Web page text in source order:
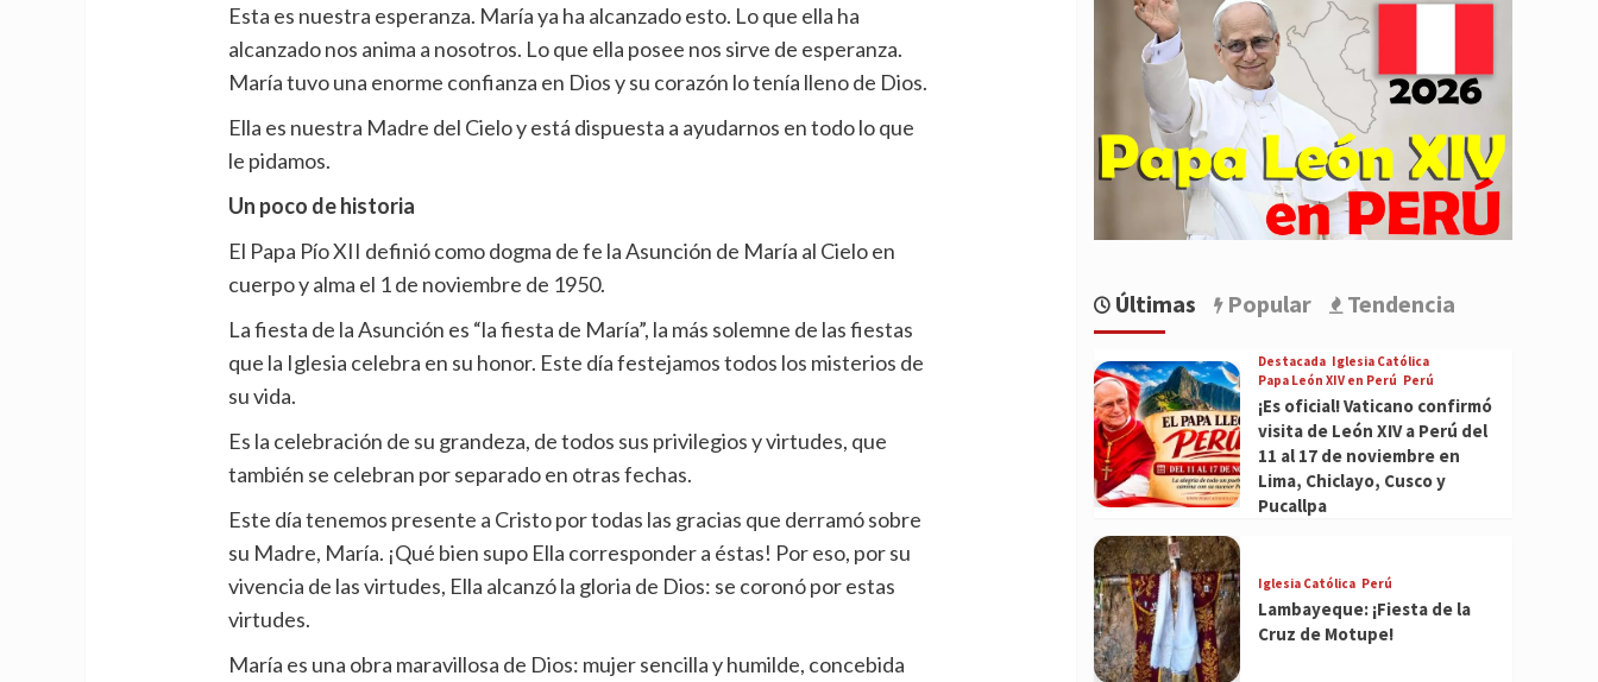
Esta es nuestra esperanza. María ya ha alcanzado esto. Lo que ella ha
alcanzado nos anima a nosotros. Lo que ella posee nos sirve de esperanza.
María tuvo una enorme confianza en Dios y su corazón lo tenía lleno de Dios.
Ella es nuestra Madre del Cielo y está dispuesta a ayudarnos en todo lo que
le pidamos.
Un poco de historia
El Papa Pío XII definió como dogma de fe la Asunción de María al Cielo en
cuerpo y alma el 1 de noviembre de 1950.
La fiesta de la Asunción es “la fiesta de María”, la más solemne de las fiestas
que la Iglesia celebra en su honor. Este día festejamos todos los misterios de
su vida.
Es la celebración de su grandeza, de todos sus privilegios y virtudes, que
también se celebran por separado en otras fechas.
Este día tenemos presente a Cristo por todas las gracias que derramó sobre
su Madre, María. ¡Qué bien supo Ella corresponder a éstas! Por eso, por su
vivencia de las virtudes, Ella alcanzó la gloria de Dios: se coronó por estas
virtudes.
María es una obra maravillosa de Dios: mujer sencilla y humilde, concebida
Últimas Popular Tendencia
Destacada Iglesia Católica
Papa León XIV en Perú Perú
¡Es oficial! Vaticano confirmó
visita de León XIV a Perú del
11 al 17 de noviembre en
Lima, Chiclayo, Cusco y
Pucallpa
Iglesia Católica Perú
Lambayeque: ¡Fiesta de la
Cruz de Motupe!